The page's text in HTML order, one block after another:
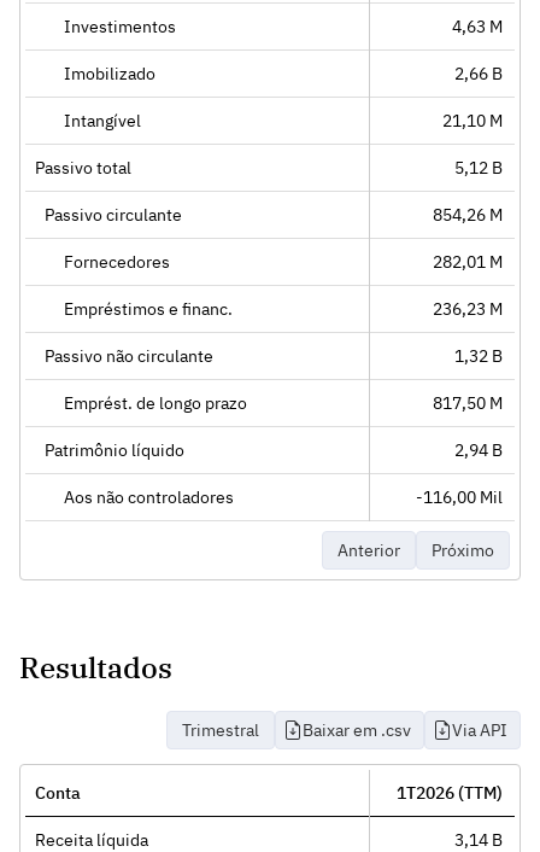
Investimentos 4,63 M
Imobilizado 2,66 B
Intangível 21,10 M
Passivo total 5,12 B
Passivo circulante 854,26 M
Fornecedores 282,01 M
Empréstimos e financ. 236,23 M
Passivo não circulante 1,32 B
Emprést. de longo prazo 817,50 M
Patrimônio líquido 2,94 B
Aos não controladores -116,00 Mil
Anterior Próximo
Resultados
Trimestral Baixar em .csv Via API
Conta 1T2026 (TTM)
Receita líquida 3,14 B